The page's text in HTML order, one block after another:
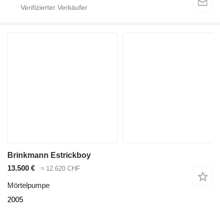
Brinkmann Estrickboy
13.500 €
≈ 12.620 CHF
Mörtelpumpe
2005